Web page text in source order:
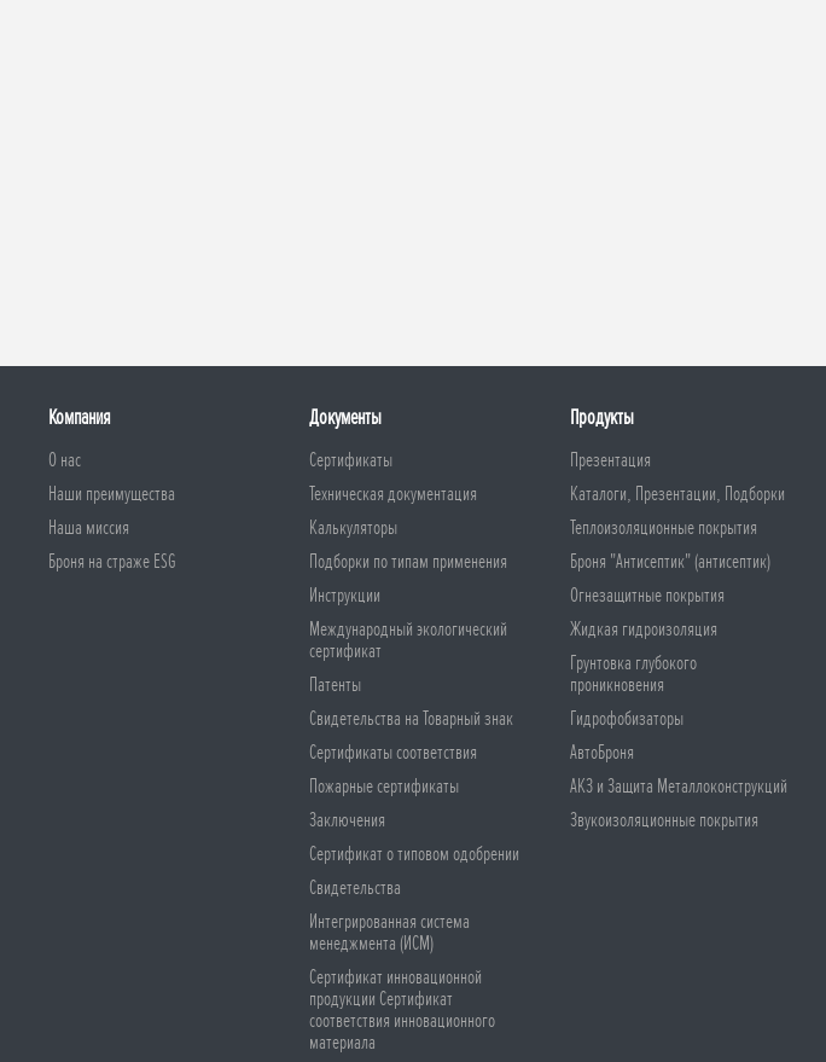
Компания
О нас
Наши преимущества
Наша миссия
Броня на страже ESG
Документы
Сертификаты
Техническая документация
Калькуляторы
Подборки по типам применения
Инструкции
Международный экологический
сертификат
Патенты
Свидетельства на Товарный знак
Сертификаты соответствия
Пожарные сертификаты
Заключения
Сертификат о типовом одобрении
Свидетельства
Интегрированная система
менеджмента (ИСМ)
Сертификат инновационной
продукции Сертификат
соответствия инновационного
материала
Продукты
Презентация
Каталоги, Презентации, Подборки
Теплоизоляционные покрытия
Броня "Антисептик" (антисептик)
Огнезащитные покрытия
Жидкая гидроизоляция
Грунтовка глубокого
проникновения
Гидрофобизаторы
АвтоБроня
АКЗ и Защита Металлоконструкций
Звукоизоляционные покрытия